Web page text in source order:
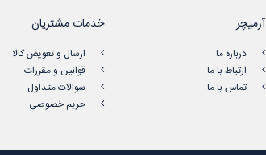
آرمیچر
درباره ما
ارتباط با ما
تماس با ما
خدمات مشتریان
ارسال و تعویض کالا
قوانین و مقررات
سوالات متداول
حریم خصوصی